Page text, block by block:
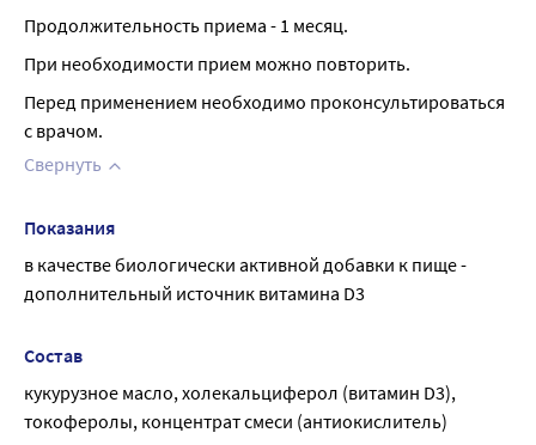
Продолжительность приема - 1 месяц.
При необходимости прием можно повторить.
Перед применением необходимо проконсультироваться
с врачом.
Свернуть
Показания
в качестве биологически активной добавки к пище -
дополнительный источник витамина D3
Состав
кукурузное масло, холекальциферол (витамин D3),
токоферолы, концентрат смеси (антиокислитель)